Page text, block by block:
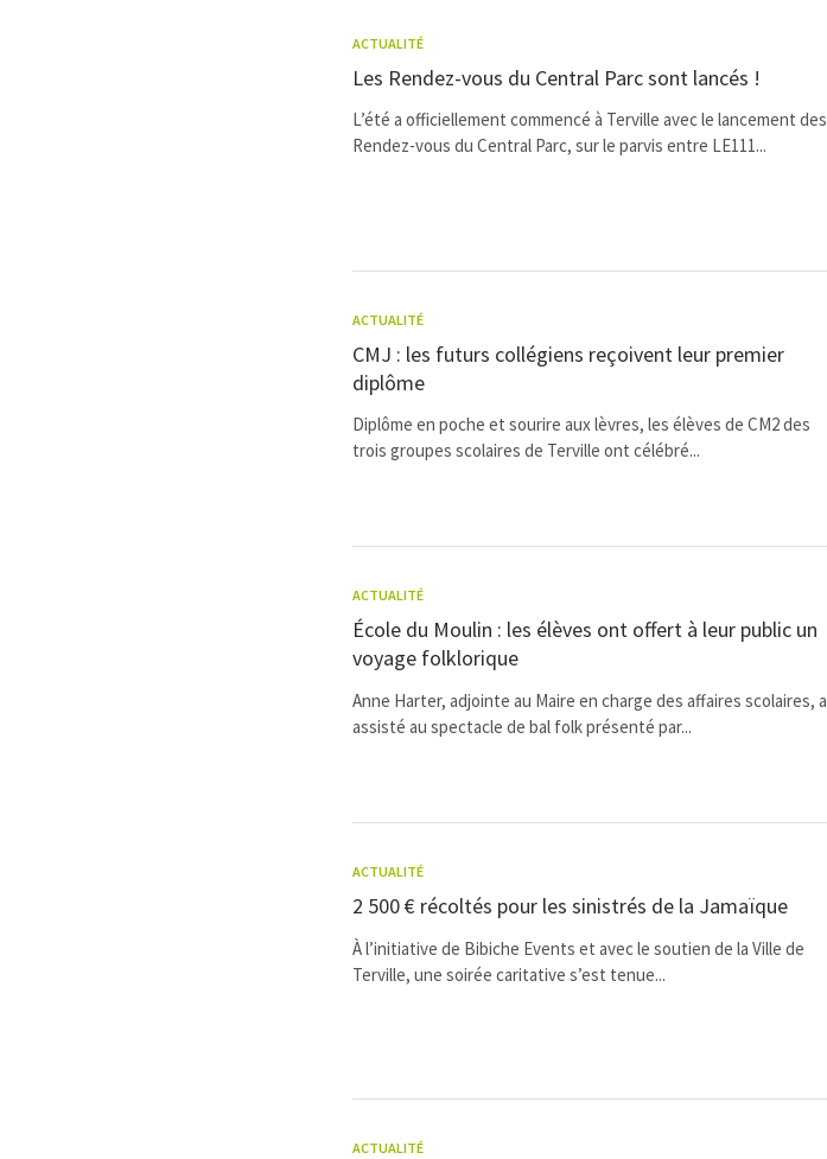
ACTUALITÉ
Les Rendez-vous du Central Parc sont lancés !
L’été a officiellement commencé à Terville avec le lancement des
Rendez-vous du Central Parc, sur le parvis entre LE111...
ACTUALITÉ
CMJ : les futurs collégiens reçoivent leur premier
diplôme
Diplôme en poche et sourire aux lèvres, les élèves de CM2 des
trois groupes scolaires de Terville ont célébré...
ACTUALITÉ
École du Moulin : les élèves ont offert à leur public un
voyage folklorique
Anne Harter, adjointe au Maire en charge des affaires scolaires, a
assisté au spectacle de bal folk présenté par...
ACTUALITÉ
2 500 € récoltés pour les sinistrés de la Jamaïque
À l’initiative de Bibiche Events et avec le soutien de la Ville de
Terville, une soirée caritative s’est tenue...
ACTUALITÉ